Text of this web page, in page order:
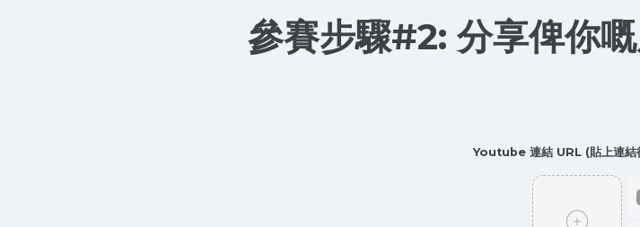
參賽步驟#2: 分享俾你
Youtube 連結 URL (貼上連